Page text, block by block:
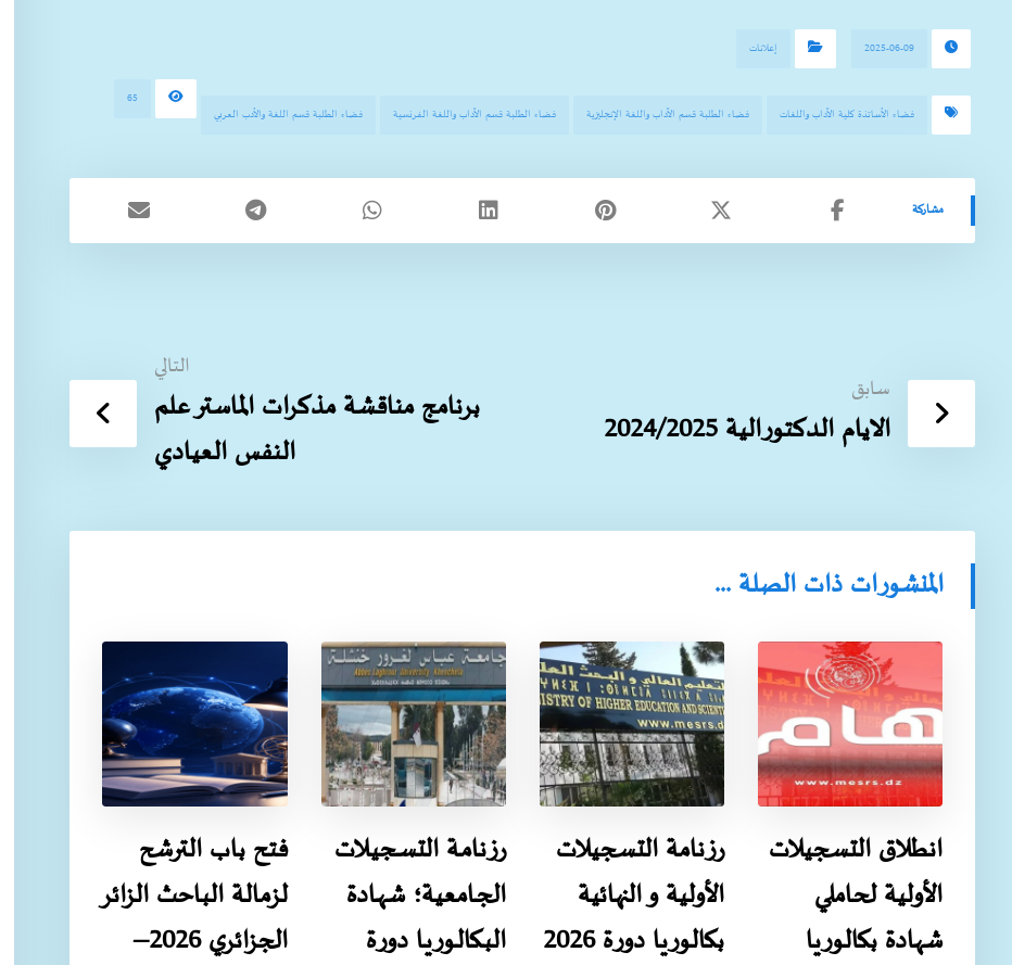
2025-06-09 إعلانات
فضاء الأساتذة كلية الآداب واللغات فضاء الطلبة قسم الآداب واللغة الإنجليزية فضاء الطلبة قسم الآداب واللغة الفرنسية فضاء الطلبة قسم اللغة والأدب العربي
65
سابق
الايام الدكتورالية 2024/2025
التالي
برنامج مناقشة مذكرات الماستر علم
النفس العيادي
المنشورات ذات الصلة ...
انطلاق التسجيلات
الأولية لحاملي
شهادة بكالوريا
رزنامة التسجيلات
الأولية و النهائية
بكالوريا دورة 2026
رزنامـة التسـجيـلات
الجـامعية؛ شهـادة
البـكالـوريـا دورة
فتح باب الترشح
لزمالة الباحث الزائر
الجزائري 2026–